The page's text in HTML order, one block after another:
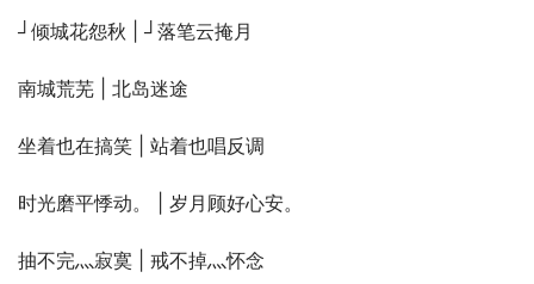
┘倾城花怨秋 | ┘落笔云掩月
南城荒芜 | 北岛迷途
坐着也在搞笑 | 站着也唱反调
时光磨平悸动。 | 岁月顾好心安。
抽不完灬寂寞 | 戒不掉灬怀念